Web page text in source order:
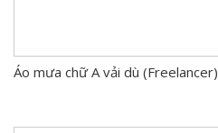
Áo mưa chữ A vải dù (Freelancer)